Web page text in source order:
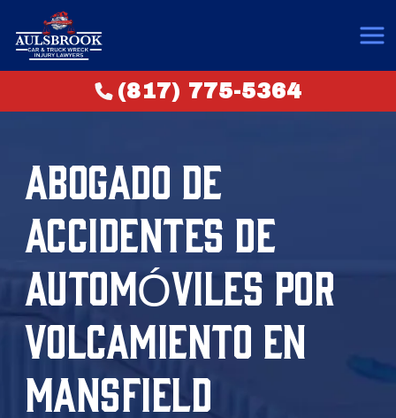
(817) 775-5364
ABOGADO DE
ACCIDENTES DE
AUTOMÓVILES POR
VOLCAMIENTO EN
MANSFIELD